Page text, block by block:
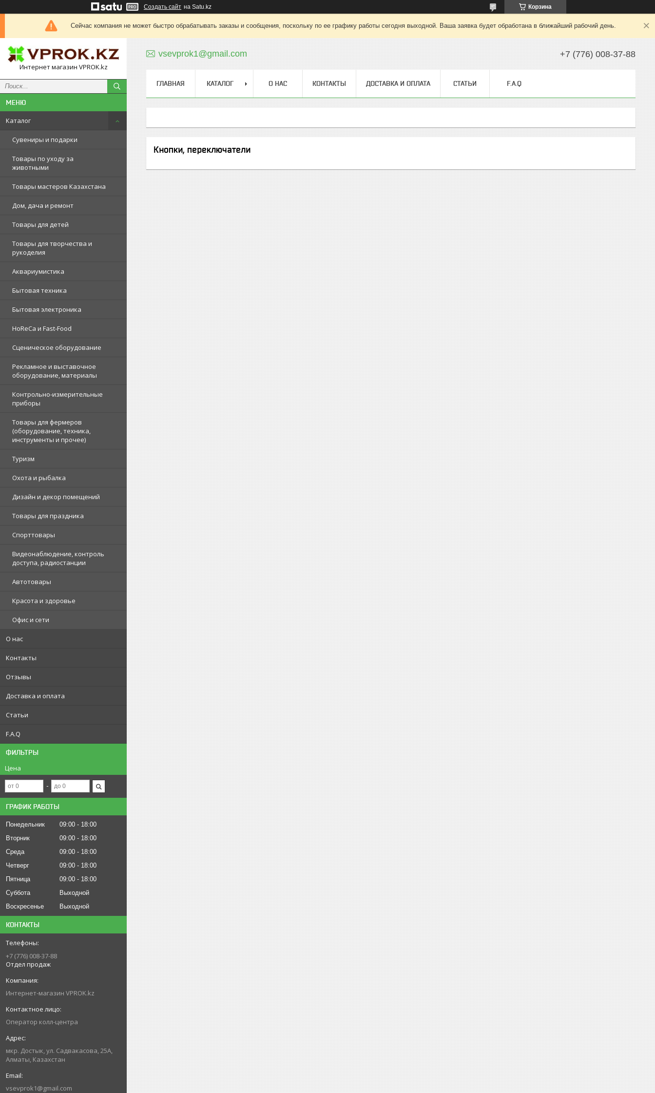
Создать сайт на Satu.kz Корзина
Сейчас компания не может быстро обрабатывать заказы и сообщения, поскольку по ее графику работы сегодня выходной. Ваша заявка будет обработана в ближайший рабочий день.
Интернет магазин VPROK.kz
Каталог
Сувениры и подарки
Товары по уходу за
животными
Товары мастеров Казахстана
Дом, дача и ремонт
Товары для детей
Товары для творчества и
рукоделия
Аквариумистика
Бытовая техника
Бытовая электроника
HoReCa и Fast-Food
Сценическое оборудование
Рекламное и выставочное
оборудование, материалы
Контрольно-измерительные
приборы
Товары для фермеров
(оборудование, техника,
инструменты и прочее)
Туризм
Охота и рыбалка
Дизайн и декор помещений
Товары для праздника
Спорттовары
Видеонаблюдение, контроль
доступа, радиостанции
Автотовары
Красота и здоровье
Офис и сети
О нас
Контакты
Отзывы
Доставка и оплата
Статьи
F.A.Q
ФИЛЬТРЫ
Цена
ГРАФИК РАБОТЫ
Понедельник 09:00
18:00
Вторник
09:00
18:00
Среда
09:00
18:00
Четверг
09:00
18:00
Пятница
09:00
18:00
Суббота
Выходной
Воскресенье
Выходной
КОНТАКТЫ
+7 (776) 008-37-88
Отдел продаж
Интернет-магазин VPROK.kz
Оператор колл-центра
мкр. Достык, ул. Садвакасова, 25А,
Алматы, Казахстан
vsevprok1@gmail.com
vsevprok1@gmail.com +7 (776) 008-37-88
ГЛАВНАЯ КАТАЛОГ О НАС КОНТАКТЫ ДОСТАВКА И ОПЛАТА СТАТЬИ F.A.Q
Кнопки, переключатели